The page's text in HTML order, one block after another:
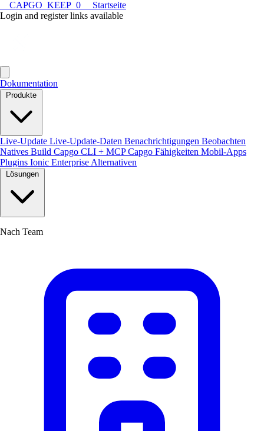
__CAPGO_KEEP_0__ Startseite
Login and register links available
Dokumentation
Produkte
Live-Update Live-Update-Daten Benachrichtigungen Beobachten
Natives Build Capgo CLI + MCPCapgo Fähigkeiten Mobil-Apps
Plugins Ionic Enterprise Alternativen
Lösungen
Nach Team